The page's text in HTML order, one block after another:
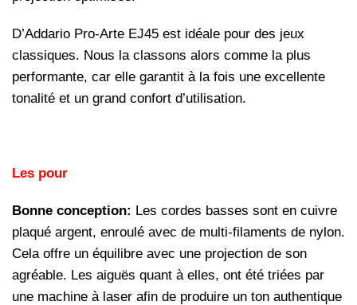
D’Addario Pro-Arte EJ45 est idéale pour des jeux
classiques. Nous la classons alors comme la plus
performante, car elle garantit à la fois une excellente
tonalité et un grand confort d’utilisation.
Les pour
Bonne conception: Les cordes basses sont en cuivre
plaqué argent, enroulé avec de multi-filaments de nylon.
Cela offre un équilibre avec une projection de son
agréable. Les aiguës quant à elles, ont été triées par
une machine à laser afin de produire un ton authentique